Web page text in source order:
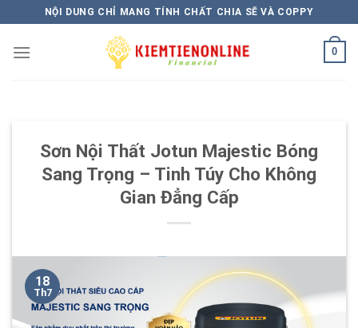
to
content
NỘI DUNG CHỈ MANG TÍNH CHẤT CHIA SẼ VÀ COPPY
0
Sơn Nội Thất Jotun Majestic Bóng
Sang Trọng – Tinh Túy Cho Không
Gian Đẳng Cấp
18
Th7